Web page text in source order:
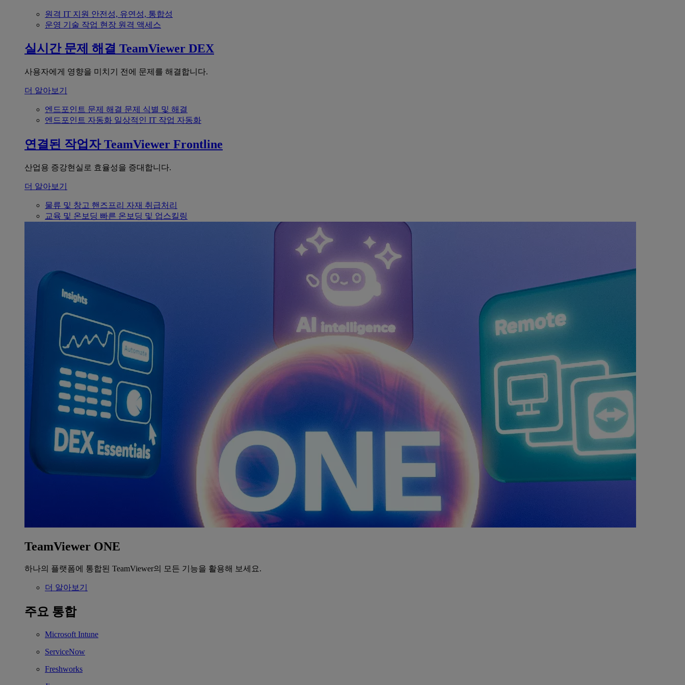
원격 IT 지원 안전성, 유연성, 통합성
운영 기술 작업 현장 원격 액세스
실시간 문제 해결 TeamViewer DEX
사용자에게 영향을 미치기 전에 문제를 해결합니다.
더 알아보기
엔드포인트 문제 해결 문제 식별 및 해결
엔드포인트 자동화 일상적인 IT 작업 자동화
연결된 작업자 TeamViewer Frontline
산업용 증강현실로 효율성을 증대합니다.
더 알아보기
물류 및 창고 핸즈프리 자재 취급처리
교육 및 온보딩 빠른 온보딩 및 업스킬링
TeamViewer ONE
하나의 플랫폼에 통합된 TeamViewer의 모든 기능을 활용해 보세요.
더 알아보기
주요 통합
Microsoft Intune
ServiceNow
Freshworks